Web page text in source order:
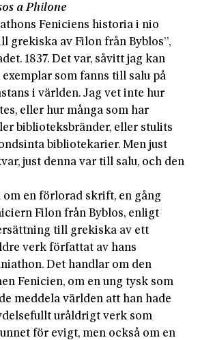
a Philone
Feniciens historia i nio
grekiska av Filon från Byblos”,
1837. Det var, såvitt jag kan
exemplar som fanns till salu på
i världen. Jag vet inte hur
eller hur många som har
biblioteksbränder, eller stulits
bibliotekarier. Men just
just denna var till salu, och den
en förlorad skrift, en gång
Filon från Byblos, enligt
till grekiska av ett
verk författat av hans
Det handlar om den
Fenicien, om en ung tysk som
meddela världen att han hade
uråldrigt verk som
för evigt, men också om en